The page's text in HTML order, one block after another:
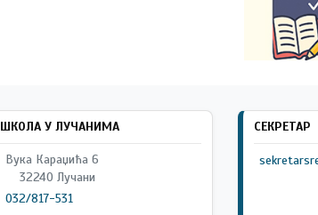
ШКОЛА У ЛУЧАНИМА
Вука Караџића 6
32240 Лучани
032/817-531
СЕКРЕТАР